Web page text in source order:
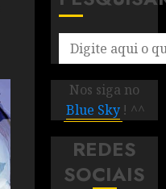
Nos siga no
Blue Sky ! ^^
REDES
SOCIAIS